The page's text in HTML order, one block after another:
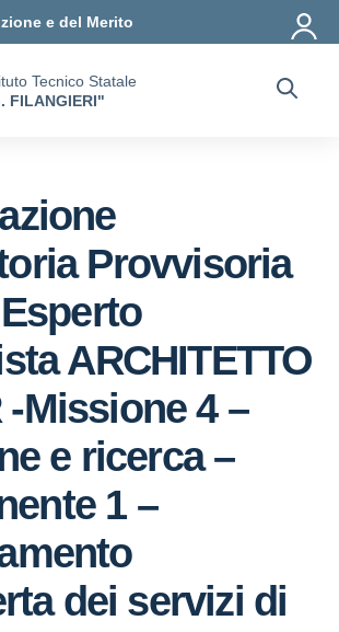
e del Merito
Tecnico Statale
FILANGIERI"
Provvisoria
ARCHITETTO
-Missione 4 –
e ricerca –
1 –
dei servizi di